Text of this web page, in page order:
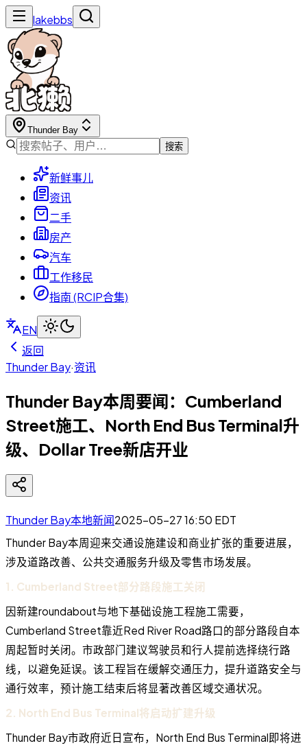
lakebbs
Thunder Bay
搜索
新鲜事儿
资讯
二手
房产
汽车
工作移民
指南 (RCIP合集)
EN
返回
Thunder Bay·资讯
Thunder Bay本周要闻：Cumberland
Street施工、North End Bus Terminal升
级、Dollar Tree新店开业
Thunder Bay本地新闻2025-05-27 16:50 EDT
Thunder Bay本周迎来交通设施建设和商业扩张的重要进展，
涉及道路改善、公共交通服务升级及零售市场发展。
1. Cumberland Street部分路段施工关闭
因新建roundabout与地下基础设施工程施工需要，
Cumberland Street靠近Red River Road路口的部分路段自本
周起暂时关闭。市政部门建议驾驶员和行人提前选择绕行路
线，以避免延误。该工程旨在缓解交通压力，提升道路安全与
通行效率，预计施工结束后将显著改善区域交通状况。
2. North End Bus Terminal将启动扩建升级
Thunder Bay市政府近日宣布，North End Bus Terminal即将进